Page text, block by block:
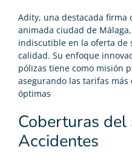
Adity, una destacada firma
animada ciudad de
indiscutible en la oferta de
calidad. Su enfoque
pólizas tiene como misión
asegurando las tarifas
óptimas
Coberturas del
Accidentes